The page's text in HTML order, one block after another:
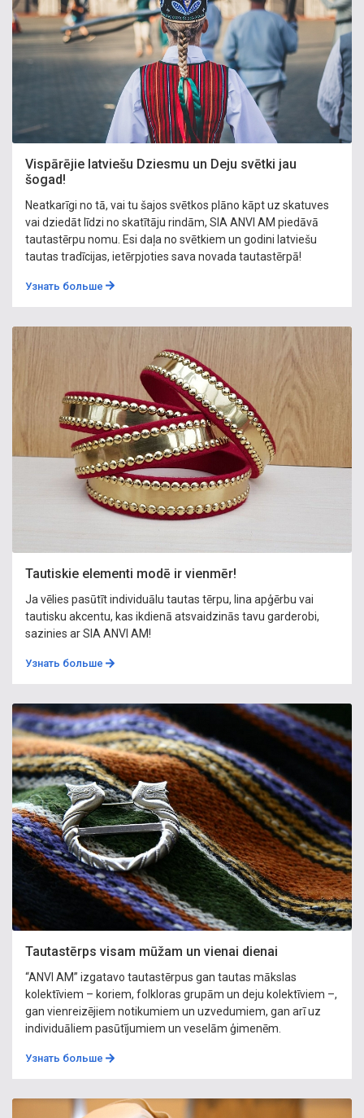
Vispārējie latviešu Dziesmu un Deju svētki jau
šogad!
Neatkarīgi no tā, vai tu šajos svētkos plāno kāpt uz skatuves
vai dziedāt līdzi no skatītāju rindām, SIA ANVI AM piedāvā
tautastērpu nomu. Esi daļa no svētkiem un godini latviešu
tautas tradīcijas, ietērpjoties sava novada tautastērpā!
Узнать больше
Tautiskie elementi modē ir vienmēr!
Ja vēlies pasūtīt individuālu tautas tērpu, lina apģērbu vai
tautisku akcentu, kas ikdienā atsvaidzinās tavu garderobi,
sazinies ar SIA ANVI AM!
Узнать больше
Tautastērps visam mūžam un vienai dienai
“ANVI AM” izgatavo tautastērpus gan tautas mākslas
kolektīviem – koriem, folkloras grupām un deju kolektīviem –,
gan vienreizējiem notikumiem un uzvedumiem, gan arī uz
individuāliem pasūtījumiem un veselām ģimenēm.
Узнать больше